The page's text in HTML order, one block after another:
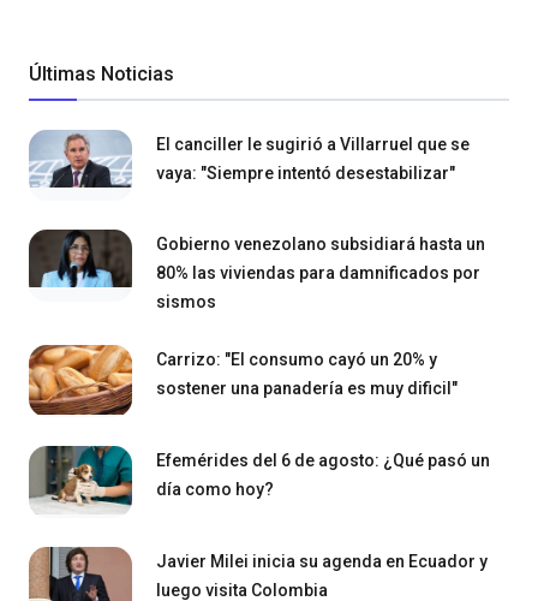
Últimas Noticias
El canciller le sugirió a Villarruel que se
vaya: "Siempre intentó desestabilizar"
Gobierno venezolano subsidiará hasta un
80% las viviendas para damnificados por
sismos
Carrizo: "El consumo cayó un 20% y
sostener una panadería es muy dificil"
Efemérides del 6 de agosto: ¿Qué pasó un
día como hoy?
Javier Milei inicia su agenda en Ecuador y
luego visita Colombia